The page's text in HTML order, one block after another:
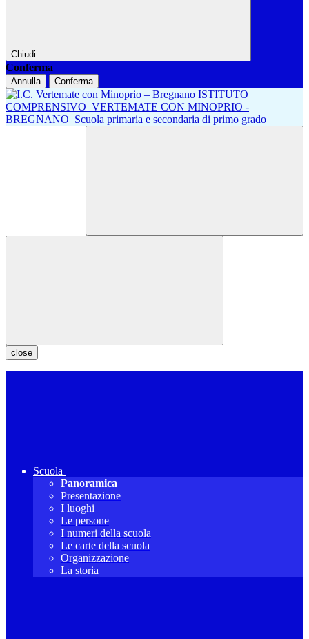
Chiudi
Conferma
Annulla Conferma
ISTITUTO
COMPRENSIVO VERTEMATE CON MINOPRIO -
BREGNANO Scuola primaria e secondaria di primo grado
close
Scuola
Panoramica
Presentazione
I luoghi
Le persone
I numeri della scuola
Le carte della scuola
Organizzazione
La storia